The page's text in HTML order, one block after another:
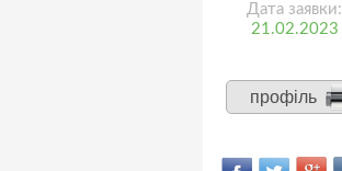
Дата заявки:
21.02.2023